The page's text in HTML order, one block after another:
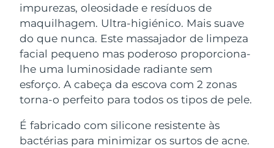
impurezas, oleosidade e resíduos de
maquilhagem. Ultra-higiénico. Mais suave
do que nunca. Este massajador de limpeza
facial pequeno mas poderoso proporciona-
lhe uma luminosidade radiante sem
esforço. A cabeça da escova com 2 zonas
torna-o perfeito para todos os tipos de pele.
É fabricado com silicone resistente às
bactérias para minimizar os surtos de acne.
LUNA™ 4 Plus
Massage, LED heating
LUNA™ 4 Men
For men, anti-aging massage
BEAR™ 2 go
Microcurrent toning on-the-go
BEAR™ 2 eyes & lips
Microcurrent line smoothing device
Hidratação
UFO™ 3 kit
Deep facial hydration
UFO™ 3 LED
device
Cuidado oral
issa™ 4
Hybrid silicone sonic toothbrush
issa™ 4 plus
Smart hybrid silicone sonic toothbrush
TRATAMENTO ANTIENVELHECIMENTO
FAQ™
Antienvelhecimento Tratamentos LED
NEW
Bósnia e
Herzegovina
Entrega prevista
Brunei Entrega prevista8/15/26
Bulgária Entrega prevista
Canadá Entrega prevista 8/14/26
Chile Entrega prevista8/14/26